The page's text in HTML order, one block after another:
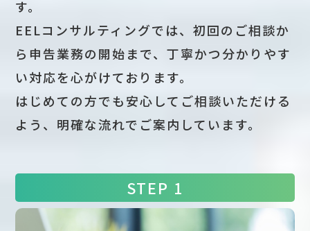
す。
EELコンサルティングでは、初回のご相談か
ら申告業務の開始まで、丁寧かつ分かりやす
い対応を心がけております。
はじめての方でも安心してご相談いただける
よう、明確な流れでご案内しています。
STEP 1